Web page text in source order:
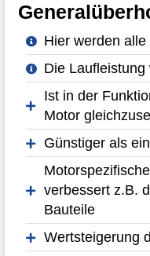
Hier werden
Die
Ist in der
Motor
Günstiger als
verbessert z.B.
Bauteile
Wertsteigerung